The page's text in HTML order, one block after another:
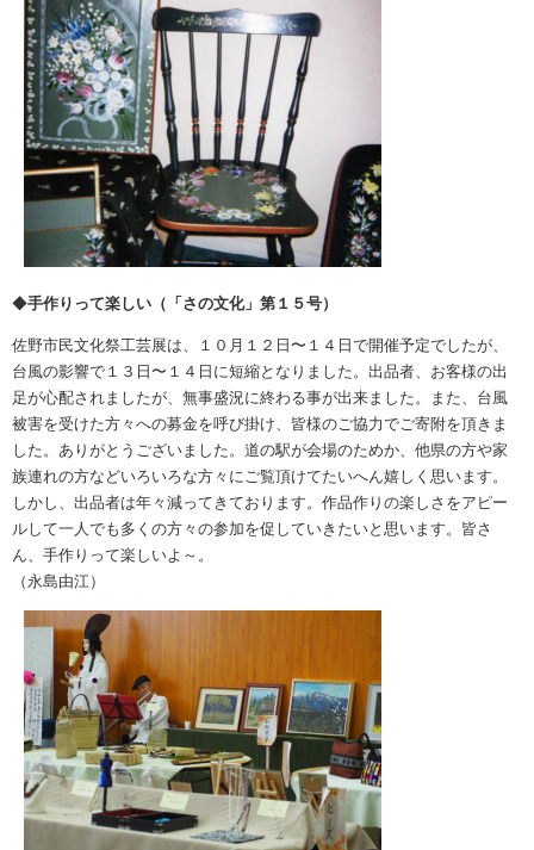
◆手作りって楽しい（「さの文化」第１５号）
佐野市民文化祭工芸展は、１０月１２日〜１４日で開催予定でしたが、
台風の影響で１３日〜１４日に短縮となりました。出品者、お客様の出
足が心配されましたが、無事盛況に終わる事が出来ました。また、台風
被害を受けた方々への募金を呼び掛け、皆様のご協力でご寄附を頂きま
した。ありがとうございました。道の駅が会場のためか、他県の方や家
族連れの方などいろいろな方々にご覧頂けてたいへん嬉しく思います。
しかし、出品者は年々減ってきております。作品作りの楽しさをアピー
ルして一人でも多くの方々の参加を促していきたいと思います。皆さ
ん、手作りって楽しいよ～。
（永島由江）